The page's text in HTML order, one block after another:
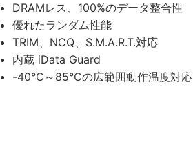
DRAMレス、100%のデータ整合性
優れたランダム性能
TRIM、NCQ、S.M.A.R.T.対応
内蔵 iData Guard
-40°C～85°Cの広範囲動作温度対応